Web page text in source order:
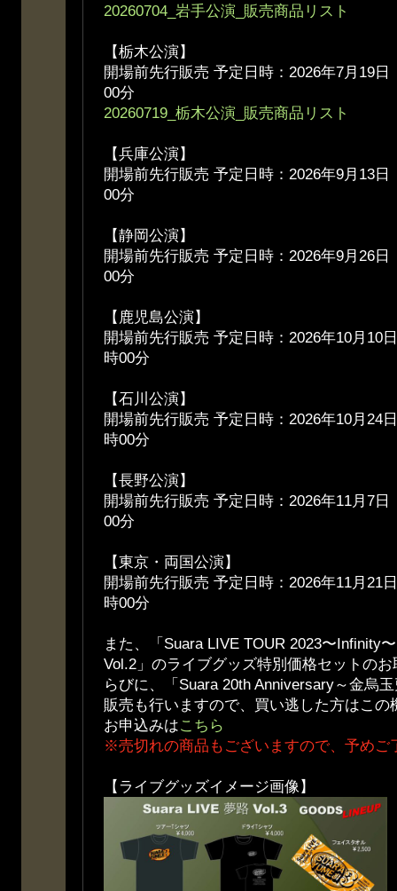
20260704_岩手公演_販売商品リスト
【栃木公演】
開場前先行販売 予定日時：2026年7月19
00分
20260719_栃木公演_販売商品リスト
【兵庫公演】
開場前先行販売 予定日時：2026年9月13
00分
【静岡公演】
開場前先行販売 予定日時：2026年9月26
00分
【鹿児島公演】
開場前先行販売 予定日時：2026年10月10
時00分
【石川公演】
開場前先行販売 予定日時：2026年10月24
時00分
【長野公演】
開場前先行販売 予定日時：2026年11月7
00分
【東京・両国公演】
開場前先行販売 予定日時：2026年11月21
時00分
また、「Suara LIVE TOUR 2023〜Infinity
Vol.2」のライブグッズ特別価格セットの
らびに、「Suara 20th Anniversary～金烏
販売も行いますので、買い逃した方はこの
お申込みはこちら
※売切れの商品もございますので、予めご
【ライブグッズイメージ画像】